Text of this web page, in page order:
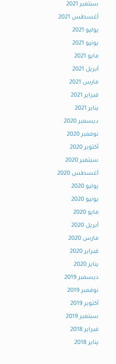
سبتمبر 2021
أغسطس 2021
يوليو 2021
يونيو 2021
مايو 2021
أبريل 2021
مارس 2021
فبراير 2021
يناير 2021
ديسمبر 2020
نوفمبر 2020
أكتوبر 2020
سبتمبر 2020
أغسطس 2020
يوليو 2020
يونيو 2020
مايو 2020
أبريل 2020
مارس 2020
فبراير 2020
يناير 2020
ديسمبر 2019
نوفمبر 2019
أكتوبر 2019
سبتمبر 2019
فبراير 2018
يناير 2018